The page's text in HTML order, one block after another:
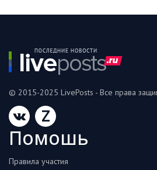
© 2015-2025 LivePosts - Все права
Z
Помошь
Правила участия